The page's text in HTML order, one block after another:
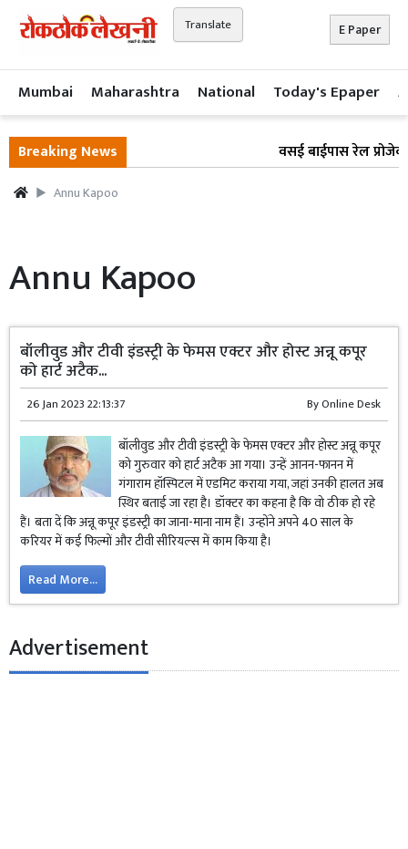
Translate E Paper
Mumbai Maharashtra National Today's Epaper
Breaking News वसई बाईपास रेल
Annu Kapoo
Annu Kapoo
बॉलीवुड और टीवी इंडस्ट्री के फेमस एक्टर और होस्ट अन्नू कपूर
को हार्ट अटैक...
26 Jan 2023 22:13:37 ByOnline Desk
बॉलीवुड और टीवी इंडस्ट्री के फेमस एक्टर और होस्ट अन्नू कपूर
को गुरुवार को हार्ट अटैक आ गया। उन्हें आनन-फानन में
गंगाराम हॉस्पिटल में एडमिट कराया गया, जहां उनकी हालत अब
स्थिर बताई जा रहा है। डॉक्टर का कहना है कि वो ठीक हो रहे
हैं। बता दें कि अन्नू कपूर इंडस्ट्री का जाना-माना नाम हैं। उन्होंने अपने 40 साल के
करियर में कई फिल्मों और टीवी सीरियल्स में काम किया है।
Read More...
Advertisement